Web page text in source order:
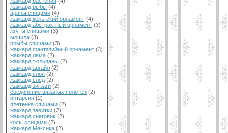
жаккард рыбы (4)
араны спицами (4)
жаккард кельтский орнамент (4)
жаккард абстрактный орнамент (3)
жгуты спицами (3)
мочила (3)
ромбы спицами (3)
жаккард фантазийный орнамент (3)
жаккард лама (2)
жаккард тюльпаны (2)
жаккард аргайл (2)
жаккард слон (2)
жаккард след (2)
жаккард зигзаги (2)
соединение вязаных полотен (2)
интарсия (2)
плетенка спицами (2)
жаккард завитки (2)
жаккард снеговик (2)
косы спицами (2)
жаккард Мексика (2)